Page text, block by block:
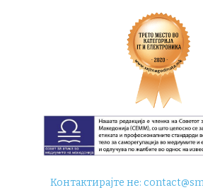
Контактирајте не: